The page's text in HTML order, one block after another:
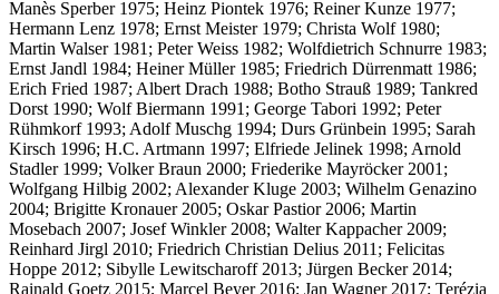
Manès Sperber 1975; Heinz Piontek 1976; Reiner Kunze 1977;
Hermann Lenz 1978; Ernst Meister 1979; Christa Wolf 1980;
Martin Walser 1981; Peter Weiss 1982; Wolfdietrich Schnurre 1983;
Ernst Jandl 1984; Heiner Müller 1985; Friedrich Dürrenmatt 1986;
Erich Fried 1987; Albert Drach 1988; Botho Strauß 1989; Tankred
Dorst 1990; Wolf Biermann 1991; George Tabori 1992; Peter
Rühmkorf 1993; Adolf Muschg 1994; Durs Grünbein 1995; Sarah
Kirsch 1996; H.C. Artmann 1997; Elfriede Jelinek 1998; Arnold
Stadler 1999; Volker Braun 2000; Friederike Mayröcker 2001;
Wolfgang Hilbig 2002; Alexander Kluge 2003; Wilhelm Genazino
2004; Brigitte Kronauer 2005; Oskar Pastior 2006; Martin
Mosebach 2007; Josef Winkler 2008; Walter Kappacher 2009;
Reinhard Jirgl 2010; Friedrich Christian Delius 2011; Felicitas
Hoppe 2012; Sibylle Lewitscharoff 2013; Jürgen Becker 2014;
Rainald Goetz 2015; Marcel Beyer 2016; Jan Wagner 2017; Terézia